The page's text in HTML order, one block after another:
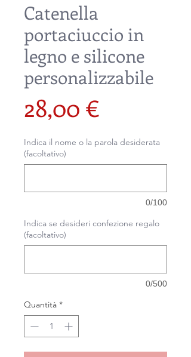
Catenella
portaciuccio in
legno e silicone
personalizzabile
28,00 €
Indica il nome o la parola desiderata
(facoltativo)
0/100
Indica se desideri confezione regalo
(facoltativo)
0/500
Quantità *